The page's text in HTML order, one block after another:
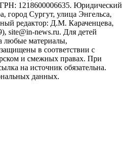
1218600006635. Юридический
Сургут, улица Энгельса,
редактор: Д.М. Караченцева,
site@in-news.ru. Для детей
любые материалы,
в соответствии с
и смежных правах. При
на источник обязательна.
данных.